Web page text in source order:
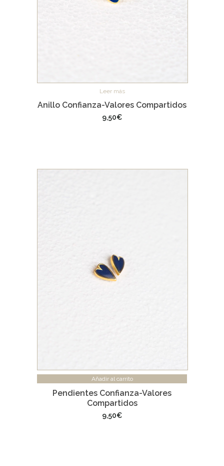
Leer más
Anillo Confianza-Valores Compartidos
9,50€
Añadir al carrito
Pendientes Confianza-Valores
Compartidos
9,50€